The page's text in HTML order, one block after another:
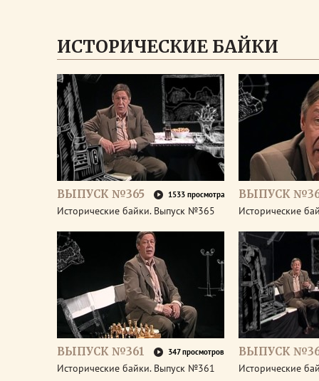
ИСТОРИЧЕСКИЕ БАЙКИ
ВЫПУСК №365 1533 просмотра
Исторические байки. Выпуск №365
ВЫПУСК
Исторические
ВЫПУСК №361 347 просмотров
Исторические байки. Выпуск №361
ВЫПУСК
Исторические